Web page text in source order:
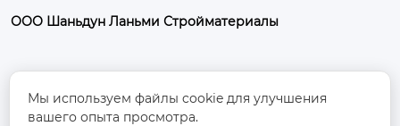
ООО Шаньдун Ланьми Стройматериалы
Промышленный парк Фанси, к северу от
Мы используем файлы cookie для улучшения
вашего опыта просмотра.